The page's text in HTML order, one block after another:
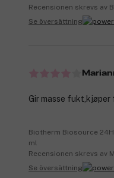
Recensionen skrevs av
Se översättning
Gir masse fukt,kjøper
Biotherm Biosource
ml
Recensionen skrevs av
Se översättning